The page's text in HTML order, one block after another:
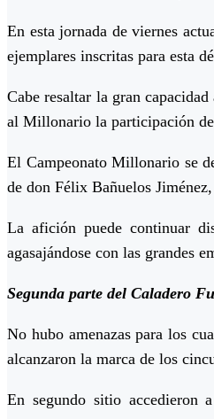
En esta jornada de viernes
ejemplares inscritas para esta
Cabe resaltar la gran
al Millonario la participación
El Campeonato Millonario se
de don Félix Bañuelos
La afición puede continuar
agasajándose con las grandes
Segunda parte del Caladero
No hubo amenazas para los
alcanzaron la marca de los
En segundo sitio